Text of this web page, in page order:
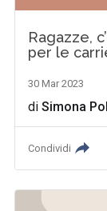
Ragazze,
per le
30 Mar 2023
diSimona
Condividi